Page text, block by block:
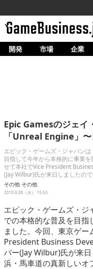
ホーム
企業動向
人材育成
産業政策
連載
イベント/セミナー
eスポーツ
開発 市場 企業
Epic Gamesのジェイ
「Unreal Engine」
エピック・ゲームズ・ジャパン
目指して今年から本格的に事業
せて本社でVice President
(Jay Wilbur)氏が来日しましたの
その他 その他
2010.9.28（火） 15:53
エピック・ゲームズ・
での本格的な普及を目指
ました。今回、東京ゲ
President Business
バー(Jay Wilbur)氏が来
浜・馬車道の真新しいオ